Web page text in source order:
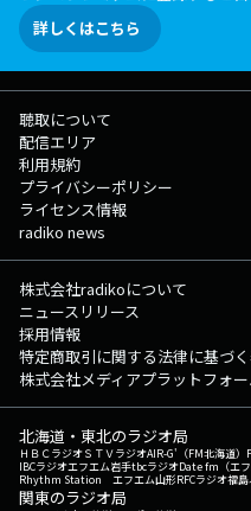
詳しくはこちら
聴取について
配信エリア
利用規約
プライバシーポリシー
ライセンス情報
radiko news
株式会社radikoについて
ニュースリリース
採用情報
特定商取引に関する法律に基づ
株式会社メディアプラットフォ
北海道・東北のラジオ局
ＨＢＣラジオＳＴＶラジオAIR-G'（FM北海道）
IBCラジオエフエム岩手tbcラジオDate fm（エフ
Rhythm Station エフエム山形RFCラジオ福島
関東のラジオ局